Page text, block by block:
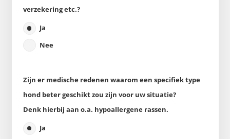
verzekering etc.?
Ja
Nee
Zijn er medische redenen waarom een specifiek type
hond beter geschikt zou zijn voor uw situatie?
Denk hierbij aan o.a. hypoallergene rassen.
Ja